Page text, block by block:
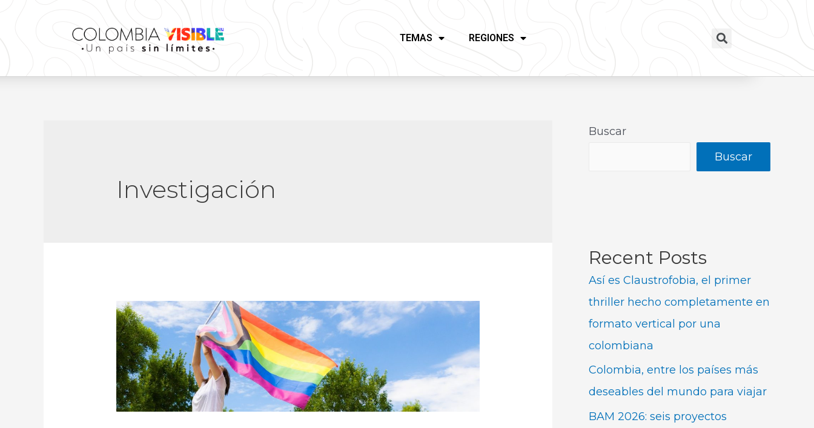
TEMAS REGIONES
Investigación
Buscar
Buscar
Recent Posts
Así es Claustrofobia, el primer
thriller hecho completamente en
formato vertical por una
colombiana
Colombia, entre los países más
deseables del mundo para viajar
BAM 2026: seis proyectos